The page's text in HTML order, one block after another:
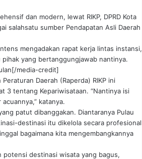
dan modern, lewat RIKP, DPRD Kota
salahsatu sumber Pendapatan Asli Daerah
mengadakan rapat kerja lintas instansi,
yang bertanggungjawab nantinya.
[/media-credit]
Daerah (Raperda) RIKP ini
3 tentang Kepariwisataan. “Nantinya isi
katanya.
patut dibanggakan. Diantaranya Pulau
destinasi itu dikelola secara profesional
bagaimana kita mengembangkannya
potensi destinasi wisata yang bagus,